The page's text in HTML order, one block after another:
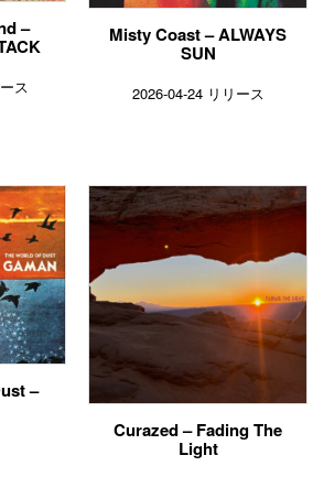
–
ス
Misty Coast – ALWAYS
SUN
2026-04-24 リリース
–
Curazed – Fading The
Light